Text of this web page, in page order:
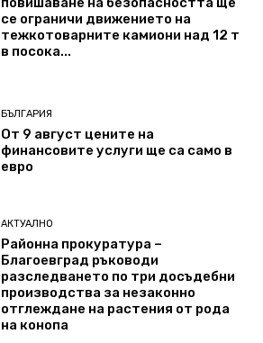
се ограничи движението на
тежкотоварните камиони над 12 т
в посока...
БЪЛГАРИЯ
От 9 август цените на
финансовите услуги ще са само в
евро
АКТУАЛНО
Районна прокуратура –
Благоевград ръководи
разследването по три досъдебни
производства за незаконно
отглеждане на растения от рода
на конопа